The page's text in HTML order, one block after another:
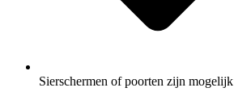
Sierschermen of poorten zijn mogelijk